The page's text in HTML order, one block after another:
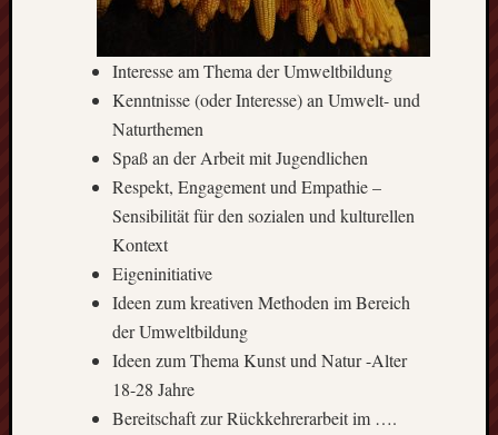
Interesse am Thema der Umweltbildung
Kenntnisse (oder Interesse) an Umwelt- und
Naturthemen
Spaß an der Arbeit mit Jugendlichen
Respekt, Engagement und Empathie –
Sensibilität für den sozialen und kulturellen
Kontext
Eigeninitiative
Ideen zum kreativen Methoden im Bereich
der Umweltbildung
Ideen zum Thema Kunst und Natur -Alter
18-28 Jahre
Bereitschaft zur Rückkehrerarbeit im ….